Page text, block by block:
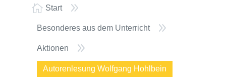
 Start 9
Besonderes aus dem Unterricht 9
Aktionen 9
Autorenlesung Wolfgang Hohlbein